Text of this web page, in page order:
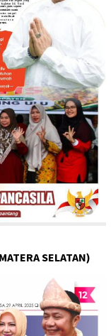
SELATAN)